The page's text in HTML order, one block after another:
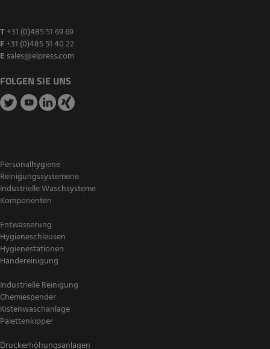
T +31 (0)485 51 69 69
F+31 (0)485 51 40 22
E sales@elpress.com
FOLGEN SIE UNS
Personalhygiene
Reinigungssystemene
Industrielle Waschsysteme
Komponenten
Entwässerung
Hygieneschleusen
Hygienestationen
Händereinigung
Industrielle Reinigung
Chemiespender
Kistenwaschanlage
Palettenkipper
Druckerhöhungsanlagen